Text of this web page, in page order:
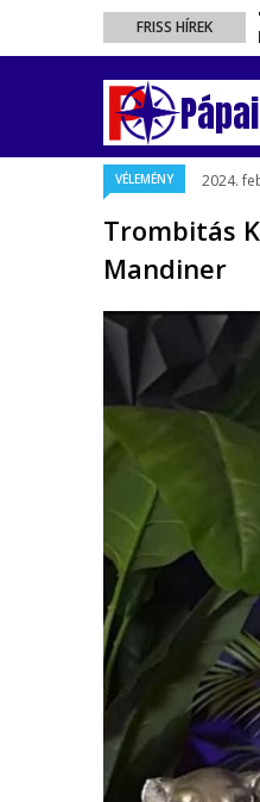
FRISS HÍREK
VÉLEMÉNY 2024.
Trombitás
Mandiner